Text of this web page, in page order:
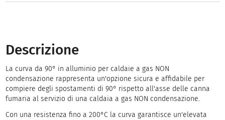
Descrizione
La curva da 90° in alluminio per caldaie a gas NON
condensazione rappresenta un'opzione sicura e affidabile per
compiere degli spostamenti di 90° rispetto all'asse delle canna
fumaria al servizio di una caldaia a gas NON condensazione.
Con una resistenza fino a 200°C la curva garantisce un'elevata